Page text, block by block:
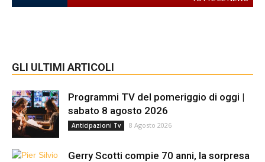
GLI ULTIMI ARTICOLI
Programmi TV del pomeriggio di oggi |
sabato 8 agosto 2026
Anticipazioni Tv 8 Agosto 2026
Gerry Scotti compie 70 anni, la sorpresa